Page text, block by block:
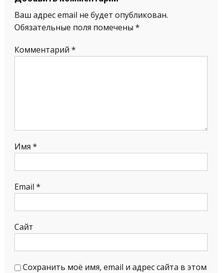
Ваш адрес email не будет опубликован.
Обязательные поля помечены *
Комментарий *
Имя *
Email *
Сайт
Сохранить моё имя, email и адрес сайта в этом